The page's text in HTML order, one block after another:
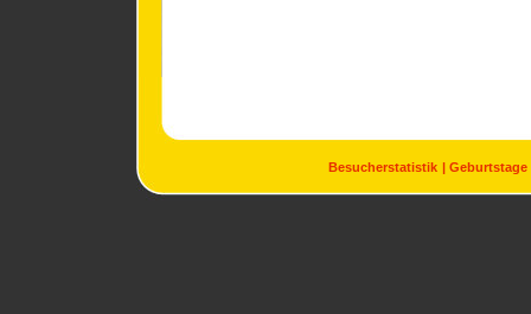
Besucherstatistik Geburtstage